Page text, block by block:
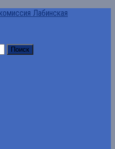
Лабинская